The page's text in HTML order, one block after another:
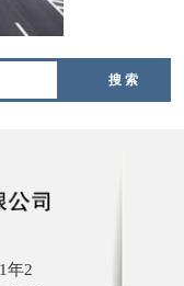
搜 索
年2
金